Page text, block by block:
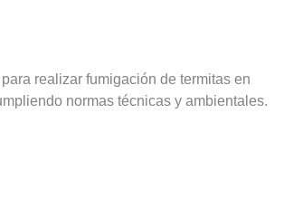
realizar fumigación de termitas en
normas técnicas y ambientales.